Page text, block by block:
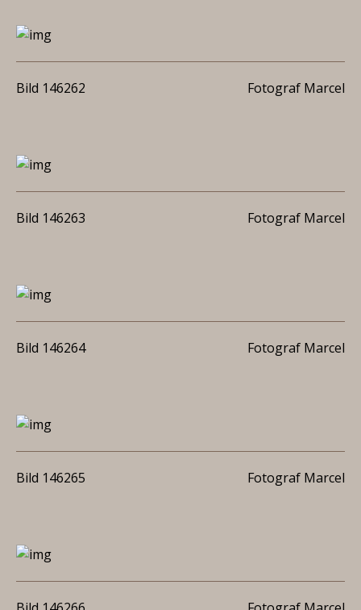
Bild 146262 Fotograf Marcel
Bild 146263 Fotograf Marcel
Bild 146264 Fotograf Marcel
Bild 146265 Fotograf Marcel